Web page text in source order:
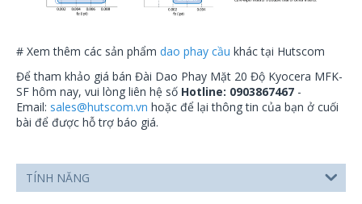
# Xem thêm các sản phẩm dao phay cầu khác tại Hutscom
Để tham khảo giá bán Đài Dao Phay Mặt 20 Độ Kyocera MFK-
SF hôm nay, vui lòng liên hệ số Hotline: 0903867467 -
Email: sales@hutscom.vn hoặc để lại thông tin của bạn ở cuối
bài để được hỗ trợ báo giá.
TÍNH NĂNG